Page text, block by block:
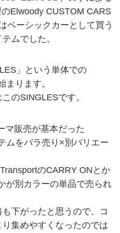
Elwoody CUSTOM CARS
ベーシックカーとして買う
ムでした。
」という単体での
まります。
のSINGLESです。
マ販売が基本だった
ムをバラ売り×別バリエー
のCARRY ONとか
が別カラーの単品で売られ
下がったと思うので、コ
集めやすくなったのでは